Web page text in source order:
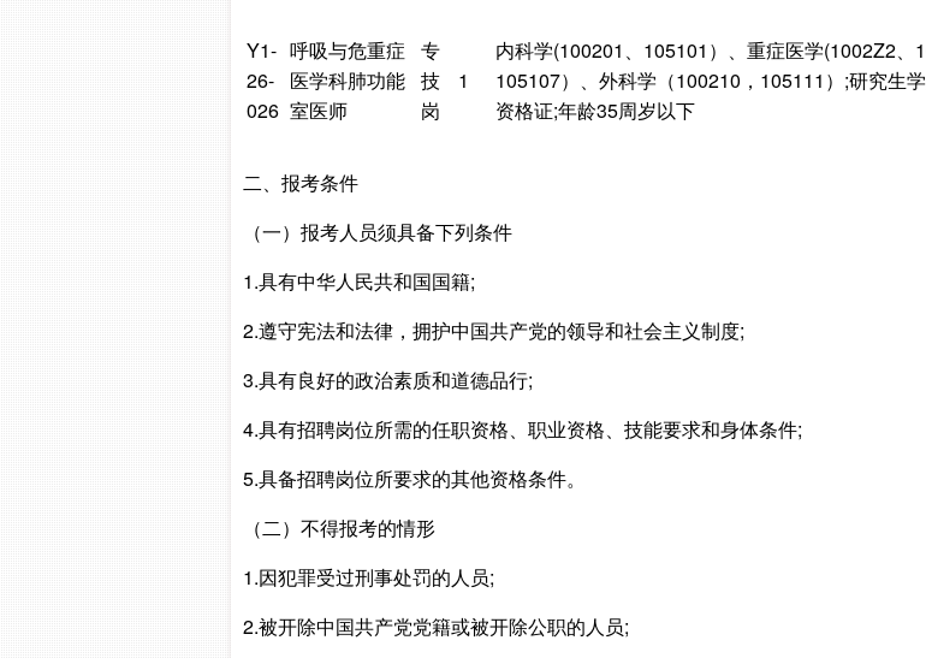
Y1-
26-
026
呼吸与危重症
医学科肺功能
室医师
专
技
岗
1
内科学(100201、105101）、重症医学(1002Z2、
105107）、外科学（100210，105111）;研究生
资格证;年龄35周岁以下
二、报考条件
（一）报考人员须具备下列条件
1.具有中华人民共和国国籍;
2.遵守宪法和法律，拥护中国共产党的领导和社会主义制度;
3.具有良好的政治素质和道德品行;
4.具有招聘岗位所需的任职资格、职业资格、技能要求和身体条件;
5.具备招聘岗位所要求的其他资格条件。
（二）不得报考的情形
1.因犯罪受过刑事处罚的人员;
2.被开除中国共产党党籍或被开除公职的人员;